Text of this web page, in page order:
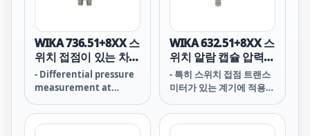
WIKA 736.51+8XX 스
위치 접점이 있는 차압
게이지
- Differential pressure
measurement at
with very low
differential pressures,
WIKA 632.51+8XX 스
위치 알람 캡슐 압력
게이지
- 특히 스위치 접점 트랜스
미터가 있는 계기에 적용